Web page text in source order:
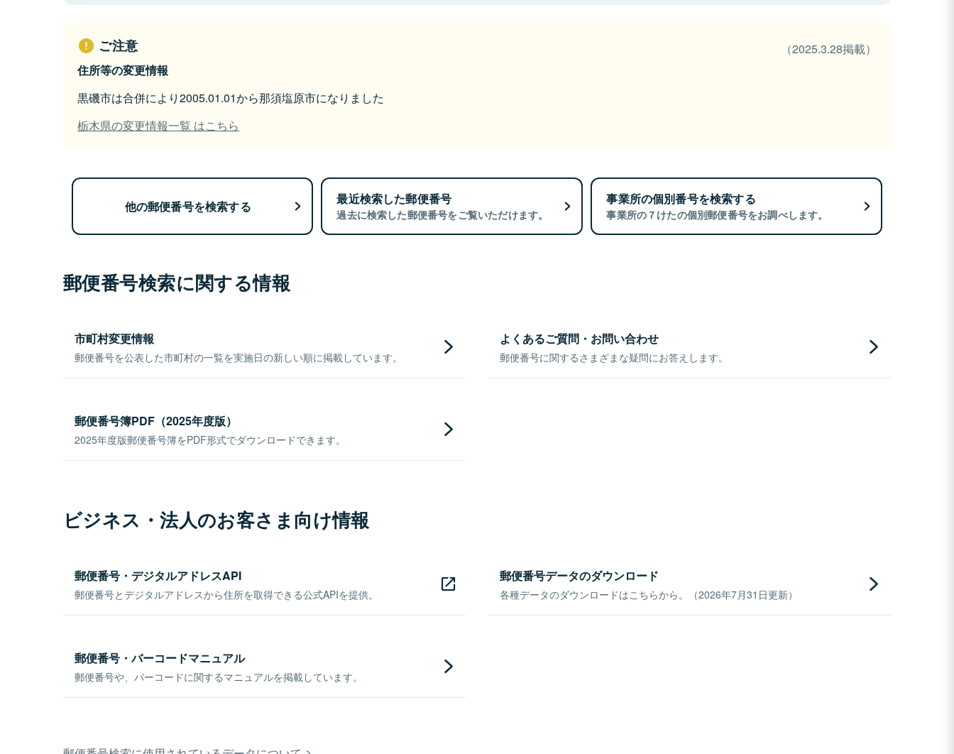
ご注意
（2025.3.28掲載）
住所等の変更情報
黒磯市は合併により2005.01.01から那須塩原市になりました
栃木県の変更情報一覧 はこちら
他の郵便番号を検索する 最近検索した郵便番号
過去に検索した郵便番号をご覧いただけます。
事業所の個別番号を検索する
事業所の７けたの個別郵便番号をお調べします。
郵便番号検索に関する情報
市町村変更情報
郵便番号を公表した市町村の一覧を実施日の新しい順に掲載しています。
よくあるご質問・お問い合わせ
郵便番号に関するさまざまな疑問にお答えします。
郵便番号簿PDF（2025年度版）
2025年度版郵便番号簿をPDF形式でダウンロードできます。
ビジネス・法人のお客さま向け情報
郵便番号・デジタルアドレスAPI
郵便番号とデジタルアドレスから住所を取得できる公式APIを提供。
郵便番号データのダウンロード
各種データのダウンロードはこちらから。（2026年7月31日更新）
郵便番号・バーコードマニュアル
郵便番号や、バーコードに関するマニュアルを掲載しています。